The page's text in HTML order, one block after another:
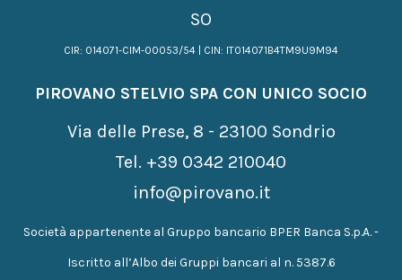
SO
CIR: 014071-CIM-00053/54 | CIN: IT014071B4TM9U9M94
PIROVANO STELVIO SPA CON UNICO SOCIO
Via delle Prese, 8 - 23100 Sondrio
Tel. +39 0342 210040
info@pirovano.it
Società appartenente al Gruppo bancario BPER Banca S.p.A. -
Iscritto all’Albo dei Gruppi bancari al n. 5387.6